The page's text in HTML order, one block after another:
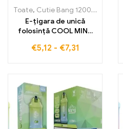
Toate, Cutie Bang 12000 Pufuri
E-țigara de unică
folosință COOL MINT
oferă 12000 de pufuri
răcoritoare
€5,12 - €7,31